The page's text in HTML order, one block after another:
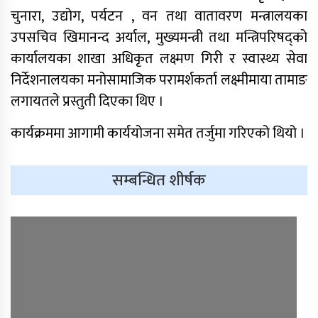
चुनारा, उद्योग, पर्यटन , वन तथा वातावरण मन्त्रालयका
उपसचिव खिमानन्द अर्याल, मुख्यमन्त्री तथा मन्त्रिपरिषद्को
कार्यालयका शाखा अधिकृत लक्ष्मण गिरी र स्वास्थ्य सेवा
निर्देशनालयका मनोसामाजिक परामर्शकर्ता लक्ष्मीमाया तामाङ
लगायतले प्रस्तुती दिएका थिए ।
कार्यक्रममा आगामी कार्ययोजना समेत तर्जुमा गरिएको थियो ।
सम्बन्धित शीर्षक